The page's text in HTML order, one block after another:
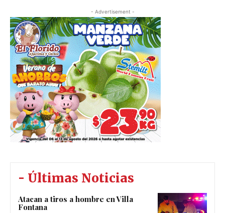
- Advertisement -
- Últimas Noticias
Atacan a tiros a hombre en Villa
Fontana